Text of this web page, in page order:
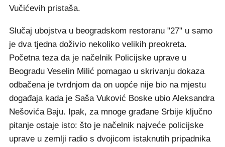
Vučićevih pristaša.
Slučaj ubojstva u beogradskom restoranu "27" u samo
je dva tjedna doživio nekoliko velikih preokreta.
Početna teza da je načelnik Policijske uprave u
Beogradu Veselin Milić pomagao u skrivanju dokaza
odbačena je tvrdnjom da on uopće nije bio na mjestu
događaja kada je Saša Vuković Boske ubio Aleksandra
Nešovića Baju. Ipak, za mnoge građane Srbije ključno
pitanje ostaje isto: što je načelnik najveće policijske
uprave u zemlji radio s dvojicom istaknutih pripadnika